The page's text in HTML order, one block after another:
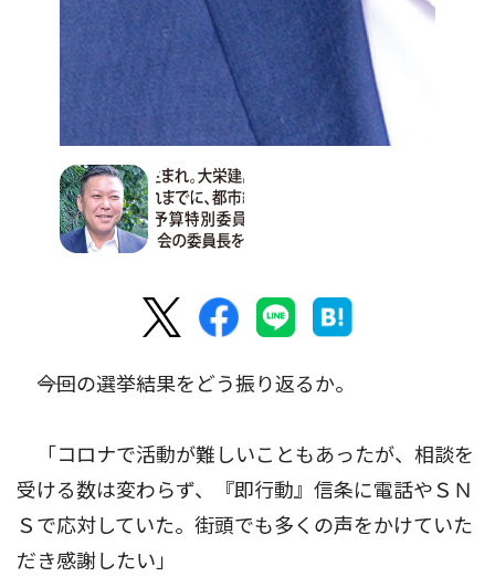
――今回の選挙結果をどう振り返るか。
「コロナで活動が難しいこともあったが、相談を
受ける数は変わらず、『即行動』信条に電話やＳＮ
Ｓで応対していた。街頭でも多くの声をかけていた
だき感謝したい」